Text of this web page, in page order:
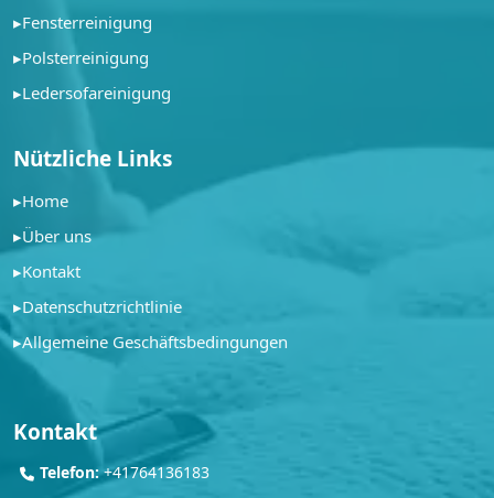
▸Fensterreinigung
▸Polsterreinigung
▸Ledersofareinigung
Nützliche Links
▸Home
▸Über uns
▸Kontakt
▸Datenschutzrichtlinie
▸Allgemeine Geschäftsbedingungen
Kontakt
Telefon: +41764136183